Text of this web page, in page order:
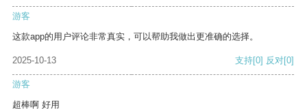
游客
这款app的用户评论非常真实，可以帮助我做出更准确的选择。
2025-10-13 支持[0] 反对[0]
游客
超棒啊 好用